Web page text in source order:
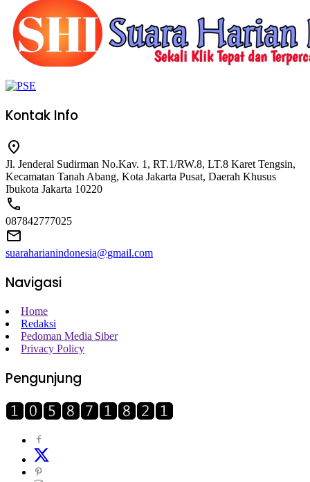
Kontak Info
Jl. Jenderal Sudirman No.Kav. 1, RT.1/RW.8, LT.8 Karet Tengsin,
Kecamatan Tanah Abang, Kota Jakarta Pusat, Daerah Khusus
Ibukota Jakarta 10220
087842777025
suaraharianindonesia@gmail.com
Navigasi
Home
Redaksi
Pedoman Media Siber
Privacy Policy
Pengunjung